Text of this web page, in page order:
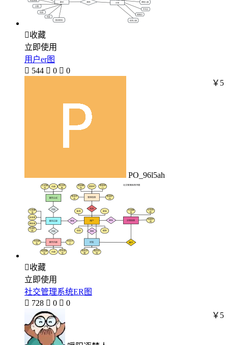
收藏
立即使用
用户er图
 544  0  0
PO_96l5ah
￥5
收藏
立即使用
社交管理系统ER图
 728  0  0
￥5